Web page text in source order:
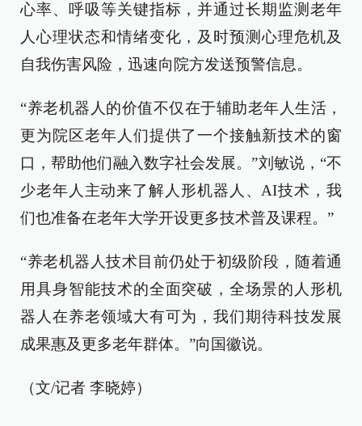
心率、呼吸等关键指标，并通过长期监测老年
人心理状态和情绪变化，及时预测心理危机及
自我伤害风险，迅速向院方发送预警信息。
“养老机器人的价值不仅在于辅助老年人生活，
更为院区老年人们提供了一个接触新技术的窗
口，帮助他们融入数字社会发展。”刘敏说，“不
少老年人主动来了解人形机器人、AI技术，我
们也准备在老年大学开设更多技术普及课程。”
“养老机器人技术目前仍处于初级阶段，随着通
用具身智能技术的全面突破，全场景的人形机
器人在养老领域大有可为，我们期待科技发展
成果惠及更多老年群体。”向国徽说。
（文/记者 李晓婷）